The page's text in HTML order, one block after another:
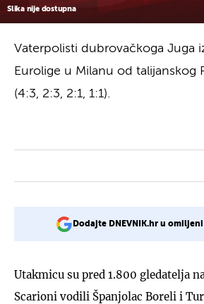
Slika nije dostupna
Vaterpolisti dubrovačkoga Juga
Eurolige u Milanu od talijanskog
(4:3, 2:3, 2:1, 1:1).
Dodajte DNEVNIK.hr u
Utakmicu su pred 1.800 gledatelja
Scarioni vodili Španjolac Boreli i